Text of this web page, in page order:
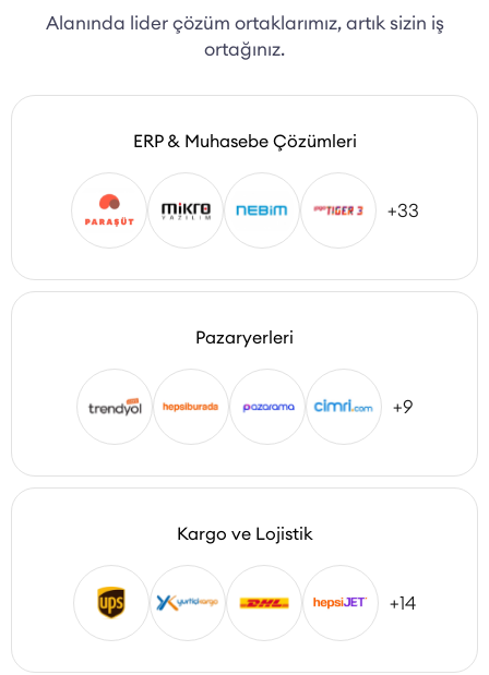
Alanında lider çözüm ortaklarımız, artık sizin iş
ortağınız.
ERP & Muhasebe Çözümleri
+33
Pazaryerleri
+9
Kargo ve Lojistik
+14